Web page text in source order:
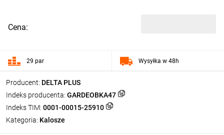
Producent: DELTA PLUS
Indeks producenta: GARDEOBKA47
Indeks TIM: 0001-00015-25910
Kategoria: Kalosze
Cena:
29 par Wysyłka w 48h